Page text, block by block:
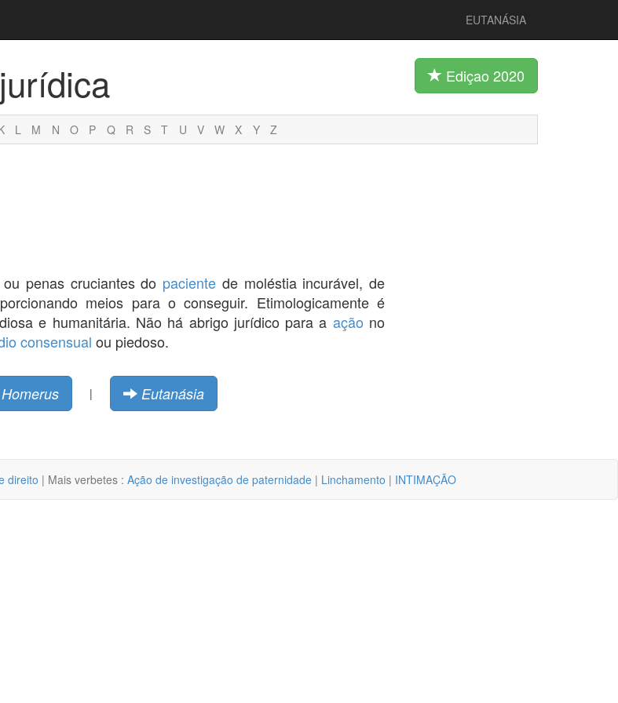
EUTANÁSIA
Ediçao 2020
L M N O P Q R S T U V W X Y Z
penas cruciantes do paciente de moléstia incurável, de
meios para o conseguir. Etimologicamente é
e humanitária. Não há abrigo jurídico para a ação no
consensual ou piedoso.
| Eutanásia
direito | Mais verbetes : Ação de investigação de paternidade | Linchamento | INTIMAÇÃO